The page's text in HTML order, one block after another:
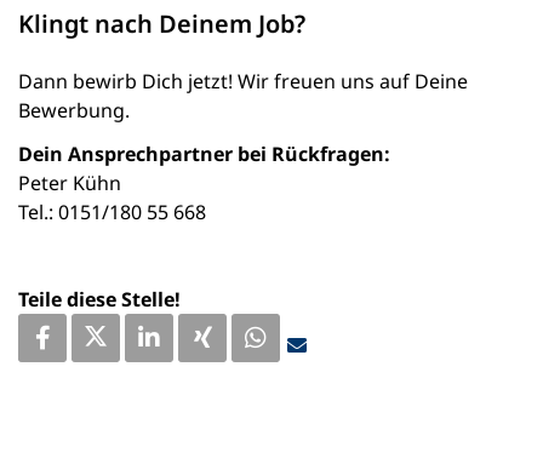
Klingt nach Deinem Job?
Dann bewirb Dich jetzt! Wir freuen uns auf Deine
Bewerbung.
Dein Ansprechpartner bei Rückfragen:
Peter Kühn
Tel.: 0151/180 55 668
Teile diese Stelle!